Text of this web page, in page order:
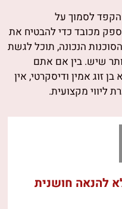
הקפד לסמוך על
מכובד כדי להבטיח את
הנכונה, תוכל לגשת
שיש. בין אם אתם
זוג אמין ודיסקרטי, אין
ליווי מקצועית.
להנאה חושנית